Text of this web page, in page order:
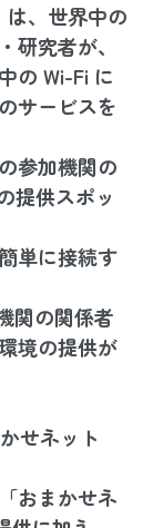
は、世界中の
研究者が、
の Wi-Fi に
サービスを
参加機関の
提供スポッ
単に接続す
関の関係者
境の提供が
せネット
おまかせネ